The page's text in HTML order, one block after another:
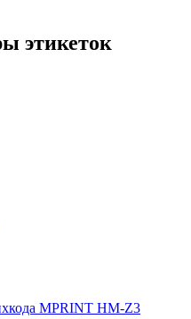
этикеток
MPRINT HM-Z3